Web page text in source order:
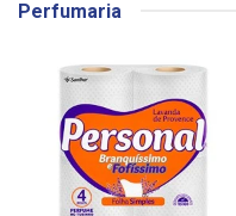
Perfumaria